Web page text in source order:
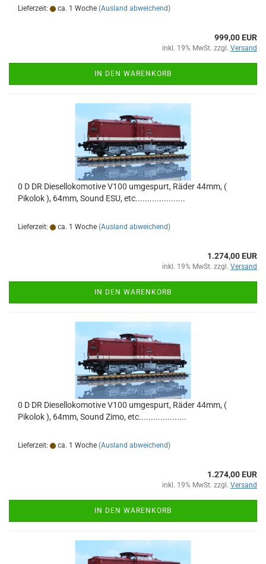
Lieferzeit: ca. 1 Woche (Ausland abweichend)
999,00 EUR
inkl. 19% MwSt. zzgl. Versand
IN DEN WARENKORB
0 D DR Diesellokomotive V100 umgespurt, Räder 44mm, (
Pikolok ), 64mm, Sound ESU, etc.....................
Lieferzeit: ca. 1 Woche (Ausland abweichend)
1.274,00 EUR
inkl. 19% MwSt. zzgl. Versand
IN DEN WARENKORB
0 D DR Diesellokomotive V100 umgespurt, Räder 44mm, (
Pikolok ), 64mm, Sound Zimo, etc....................
Lieferzeit: ca. 1 Woche (Ausland abweichend)
1.274,00 EUR
inkl. 19% MwSt. zzgl. Versand
IN DEN WARENKORB